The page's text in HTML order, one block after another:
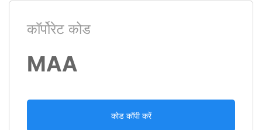
कॉर्पोरेट कोड
MAA
कोड कॉपी करें